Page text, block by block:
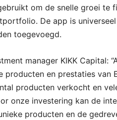
om de snelle groei te
De app is
toegevoegd.
manager KIKK Capital:
producten en prestaties van
producten verkocht en
onze investering kan de
producten en de